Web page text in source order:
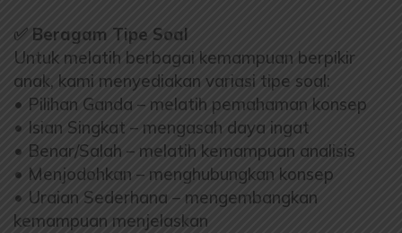
✅ Beragam Tipe Soal
Untuk melatih berbagai kemampuan berpikir
anak, kami menyediakan variasi tipe soal:
• Pilihan Ganda – melatih pemahaman konsep
• Isian Singkat – mengasah daya ingat
• Benar/Salah – melatih kemampuan analisis
• Menjodohkan – menghubungkan konsep
• Uraian Sederhana – mengembangkan
kemampuan menjelaskan